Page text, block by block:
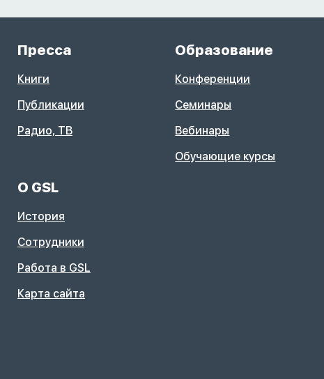
О GSL
История
Сотрудники
Работа в GSL
Карта сайта
Пресса
Книги
Публикации
Радио, ТВ
Образование
Конференции
Семинары
Вебинары
Обучающие курсы